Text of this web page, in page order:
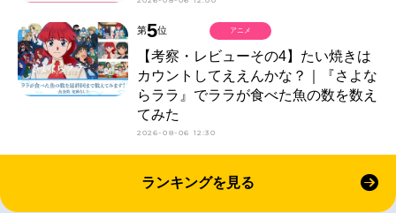
第5位
【考察・レビューその4】たい焼きは
カウントしてええんかな？｜『さよな
らララ』でララが食べた魚の数を数え
てみた
2026-08-06 12:30
アニメ
ランキングを見る